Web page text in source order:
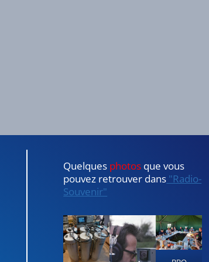
Quelques photos que vous
pouvez retrouver dans "Radio-
Souvenir"